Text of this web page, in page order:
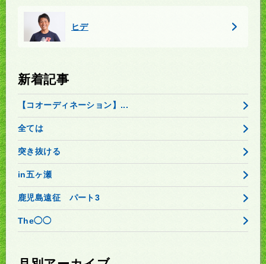
ヒデ
新着記事
【コオーディネーション】...
全ては
突き抜ける
in五ヶ瀬
鹿児島遠征 パート3
The◯◯